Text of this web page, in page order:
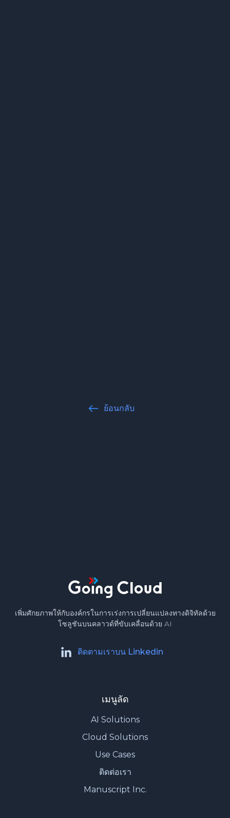
ย้อนกลับ
เพิ่มศักยภาพให้กับองค์กรในการเร่งการเปลี่ยนแปลงทางดิจิทัลด้วย
โซลูชันบนคลาวด์ที่ขับเคลื่อนด้วย AI
ติดตามเราบน Linkedin
เมนูลัด
AI Solutions
Cloud Solutions
Use Cases
ติดต่อเรา
Manuscript Inc.